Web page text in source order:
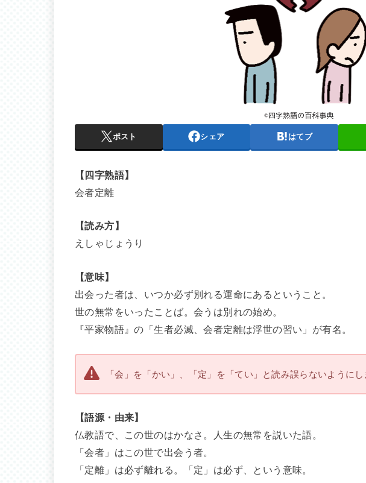
ポスト シェア はてブ
【四字熟語】
会者定離
【読み方】
えしゃじょうり
【意味】
出会った者は、いつか必ず別れる運命にあるということ。
世の無常をいったことば。会うは別れの始め。
『平家物語』の「生者必滅、会者定離は浮世の習い」が有名。
「会」を「かい」、「定」を「てい」と読み誤らないようにし
【語源・由来】
仏教語で、この世のはかなさ。人生の無常を説いた語。
「会者」はこの世で出会う者。
「定離」は必ず離れる。「定」は必ず、という意味。